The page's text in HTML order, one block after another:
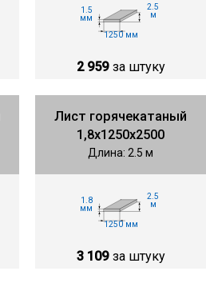
1.5
мм
2.5
м
1250 мм
2 959 за штуку
Лист горячекатаный
1,8х1250х2500
Длина: 2.5 м
1.8
мм
2.5
м
1250 мм
3 109 за штуку